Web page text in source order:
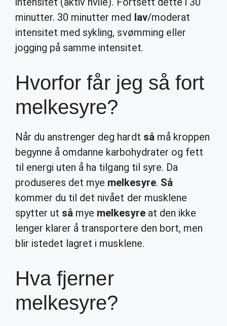
minutter. 30 minutter med lav/moderat
intensitet med sykling, svømming eller
jogging på samme intensitet.
Hvorfor får jeg så fort
melkesyre?
Når du anstrenger deg hardt såmå kroppen
begynne å omdanne karbohydrater og fett
til energi uten å ha tilgang til syre. Da
produseres det mye melkesyre. Så
kommer du til det nivået der musklene
spytter ut så mye melkesyreat den ikke
lenger klarer å transportere den bort, men
blir istedet lagret i musklene.
Hva fjerner
melkesyre?